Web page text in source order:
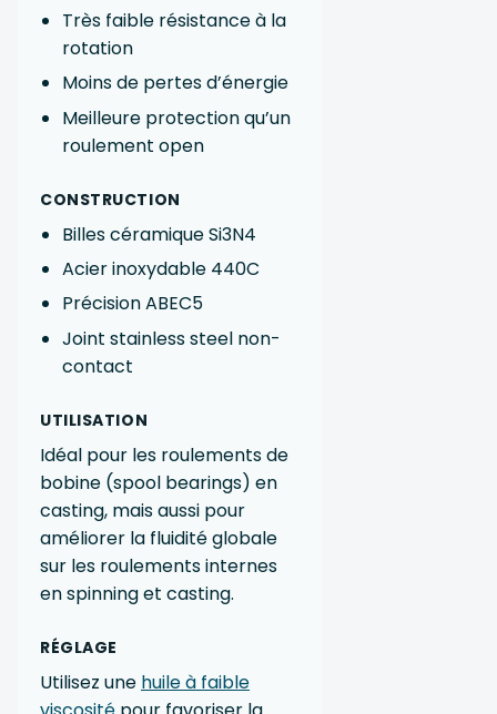
Très faible résistance à la
rotation
Moins de pertes d’énergie
Meilleure protection qu’un
roulement open
CONSTRUCTION
Billes céramique Si3N4
Acier inoxydable 440C
Précision ABEC5
Joint stainless steel non-
contact
UTILISATION
Idéal pour les roulements de
bobine (spool bearings) en
casting, mais aussi pour
améliorer la fluidité globale
sur les roulements internes
en spinning et casting.
RÉGLAGE
Utilisez une huile à faible